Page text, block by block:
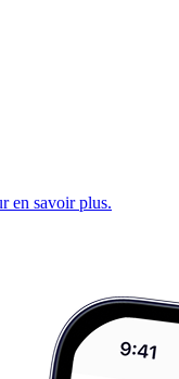
en savoir plus.